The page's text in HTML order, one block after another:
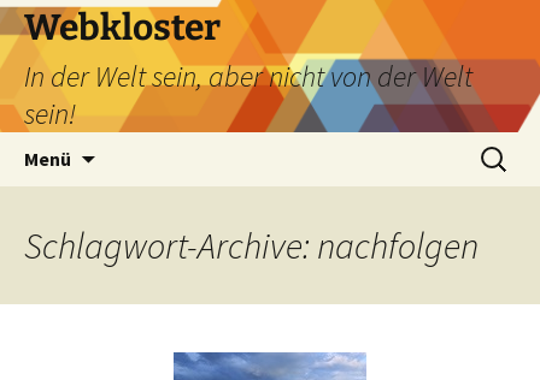
Webkloster
In der Welt sein, aber nicht von der Welt
sein!
Menü
Suchen
nach:
Schlagwort-Archive: nachfolgen